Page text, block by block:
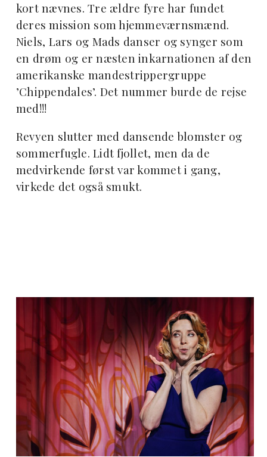
kort nævnes. Tre ældre fyre har fundet
deres mission som hjemmeværnsmænd.
Niels, Lars og Mads danser og synger som
en drøm og er næsten inkarnationen af den
amerikanske mandestrippergruppe
’Chippendales’. Det nummer burde de rejse
med!!!
Revyen slutter med dansende blomster og
sommerfugle. Lidt fjollet, men da de
medvirkende først var kommet i gang,
virkede det også smukt.